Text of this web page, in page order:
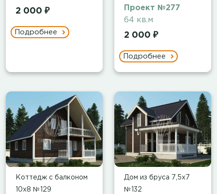
2 000 ₽
Подробнее
Проект №277
64 кв.м
2 000 ₽
Подробнее
Коттедж с балконом
10х8 №129
Дом из бруса 7,5x7
№132